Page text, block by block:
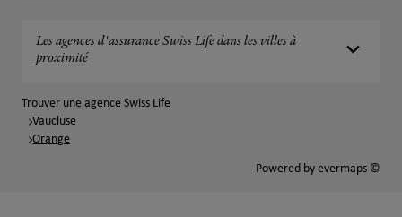
Les agences d'assurance Swiss Life dans les villes à
proximité
Trouver une agence Swiss Life
Vaucluse
Orange
Powered by evermaps ©